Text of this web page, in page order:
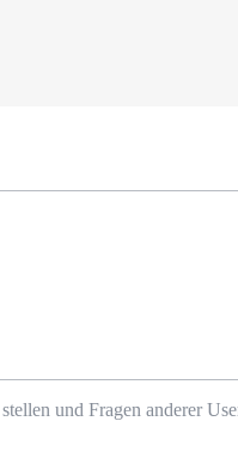
und Fragen anderer